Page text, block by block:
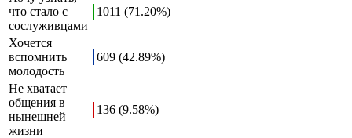
что стало с
сослуживцами
1011 (71.20%)
Хочется
вспомнить
молодость
609 (42.89%)
Не хватает
общения в
нынешней
жизни
136 (9.58%)